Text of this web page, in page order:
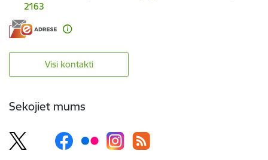
2163
Visi kontakti
Sekojiet mums